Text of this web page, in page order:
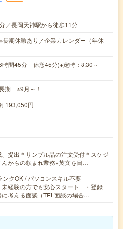
／長岡天神駅から徒歩11分
期休暇あり／企業カレンダー（年休
時間45分 休憩45分)※定時：8:30～
期 ※9月～！
193,050円
、提出＊サンプル品の注文受付＊スケジ
んからの頼まれ業務※英文を目…
ンクOK / パソコンスキル不要
未経験の方でも安心スタート！・登録
に考える面談（TEL面談の場合…